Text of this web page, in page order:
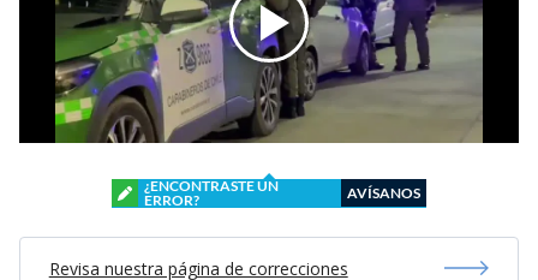
¿ENCONTRASTE UN
ERROR?
AVÍSANOS
Revisa nuestra página de correcciones